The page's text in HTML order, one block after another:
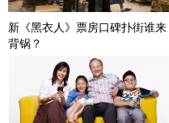
新《黑衣人》票房口碑扑街谁来
背锅？